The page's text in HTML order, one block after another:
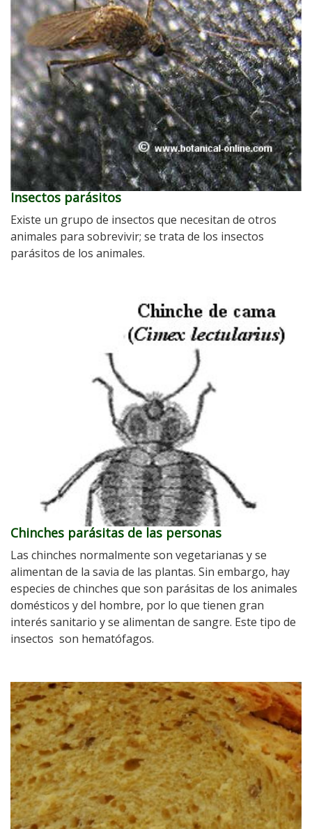
Insectos parásitos
Existe un grupo de insectos que necesitan de otros
animales para sobrevivir; se trata de los insectos
parásitos de los animales.
Chinches parásitas de las personas
Las chinches normalmente son vegetarianas y se
alimentan de la savia de las plantas. Sin embargo, hay
especies de chinches que son parásitas de los animales
domésticos y del hombre, por lo que tienen gran
interés sanitario y se alimentan de sangre. Este tipo de
insectos son hematófagos.